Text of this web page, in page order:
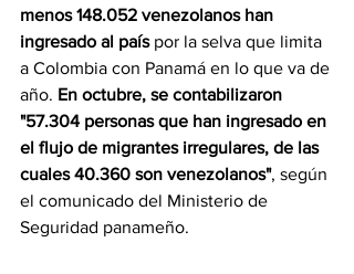
menos 148.052 venezolanos han
ingresado al país por la selva que limita
a Colombia con Panamá en lo que va de
año. En octubre, se contabilizaron
"57.304 personas que han ingresado en
el flujo de migrantes irregulares, de las
cuales 40.360 son venezolanos", según
el comunicado del Ministerio de
Seguridad panameño.